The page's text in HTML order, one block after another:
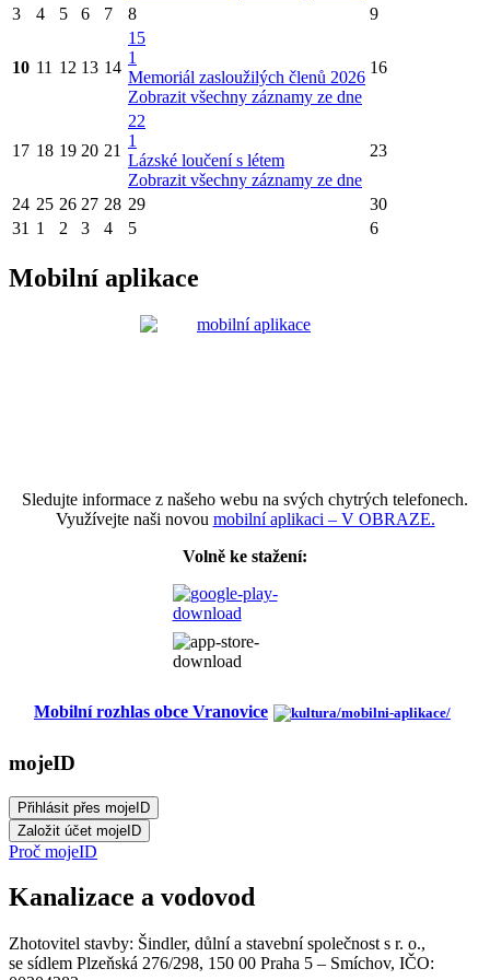
3 4 5 6 7 8 9
10 11 12 13 14
15
1
Memoriál zasloužilých členů 2026
Zobrazit všechny záznamy ze dne
16
17 18 19 20 21
22
1
Lázské loučení s létem
Zobrazit všechny záznamy ze dne
23
24 25 26 27 28 29
30
31 1 2 3 4 5 6
Mobilní aplikace
Sledujte informace z našeho webu na svých chytrých telefonech.
Využívejte naši novou mobilní aplikaci – V OBRAZE.
Volně ke stažení:
Mobilní rozhlas obce Vranovice
mojeID
Proč mojeID
Kanalizace a vodovod
Zhotovitel stavby: Šindler, důlní a stavební společnost s r. o.,
se sídlem Plzeňská 276/298, 150 00 Praha 5 – Smíchov, IČO: